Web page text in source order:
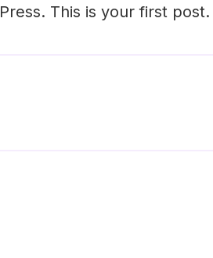
This is your first